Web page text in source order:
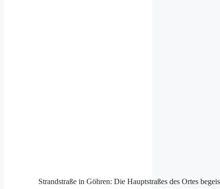
Strandstraße in Göhren: Die Hauptstraßes des Ortes